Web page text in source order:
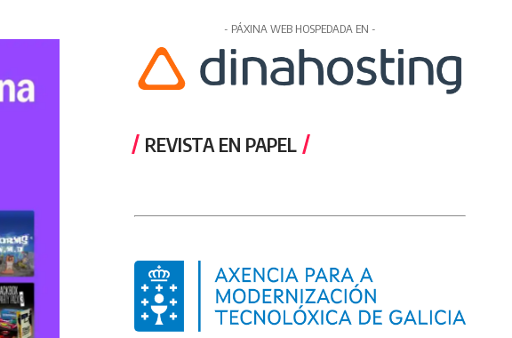
- PÁXINA WEB HOSPEDADA EN -
REVISTA EN PAPEL